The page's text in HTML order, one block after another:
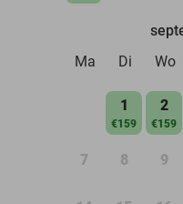
Ma
Di Wo
1
€159
2
€159
7 8 9